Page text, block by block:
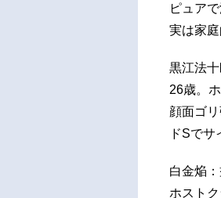
ピュア
実は家庭
黒江法
26歳。
顔面ゴリ
ドSでサ
白金焔
ホスト